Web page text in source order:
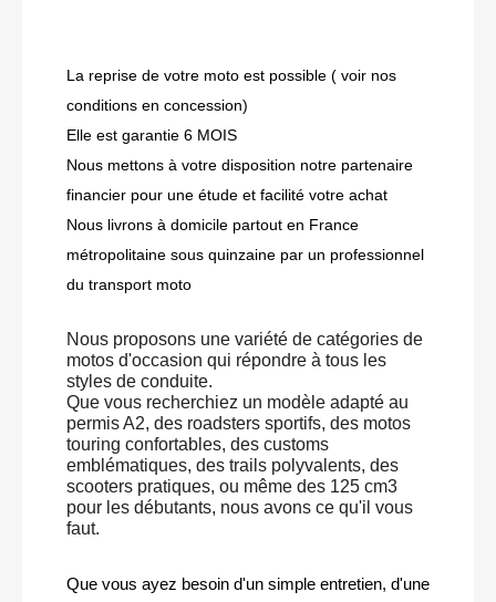
La reprise de votre moto est possible ( voir nos
conditions en concession)
Elle est garantie 6 MOIS
Nous mettons à votre disposition notre partenaire
financier pour une étude et facilité votre achat
Nous livrons à domicile partout en France
métropolitaine sous quinzaine par un professionnel
du transport moto
Nous proposons une variété de catégories de
motos d'occasion qui répondre à tous les
styles de conduite.
Que vous recherchiez un modèle adapté au
permis A2, des roadsters sportifs, des motos
touring confortables, des customs
emblématiques, des trails polyvalents, des
scooters pratiques, ou même des 125 cm3
pour les débutants, nous avons ce qu'il vous
faut.
Que vous ayez besoin d'un simple entretien, d'une